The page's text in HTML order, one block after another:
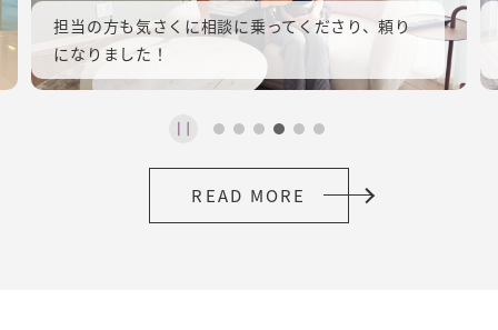
担当の方も気さくに相談に乗ってくださり、頼り
になりました！
READ MORE